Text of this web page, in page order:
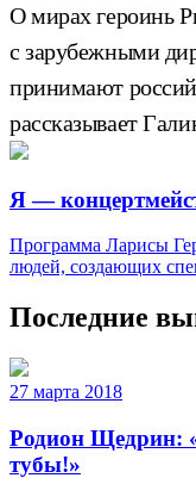
О мирах героинь
с зарубежными
принимают
рассказывает
Я —
Программа Ларисы
людей, создающих
Последние
27 марта 2018
Родион Щедрин:
тубы!»